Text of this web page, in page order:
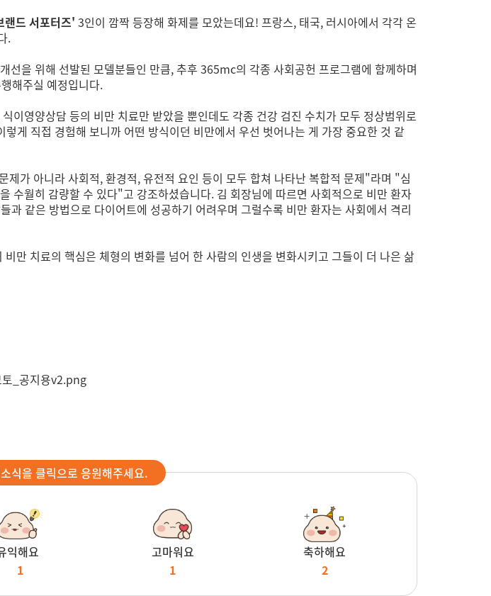
드 서포터즈' 3인이 깜짝 등장해 화제를 모았는데요! 프랑스, 태국, 러시아에서 각각 온
.
을 위해 선발된 모델분들인 만큼, 추후 365mc의 각종 사회공헌 프로그램에 함께하며
해주실 예정입니다.
영양상담 등의 비만 치료만 받았을 뿐인데도 각종 건강 검진 수치가 모두 정상범위로
게 직접 경험해 보니까 어떤 방식이던 비만에서 우선 벗어나는 게 가장 중요한 것 같
가 아니라 사회적, 환경적, 유전적 요인 등이 모두 합쳐 나타난 복합적 문제"라며 "심
수월히 감량할 수 있다"고 강조하셨습니다. 김 회장님에 따르면 사회적으로 비만 환자
같은 방법으로 다이어트에 성공하기 어려우며 그럴수록 비만 환자는 사회에서 격리
치료의 핵심은 체형의 변화를 넘어 한 사람의 인생을 변화시키고 그들이 더 나은 삶
식을 클릭으로 응원해주세요.
익해요
1
고마워요
1
축하해요
2